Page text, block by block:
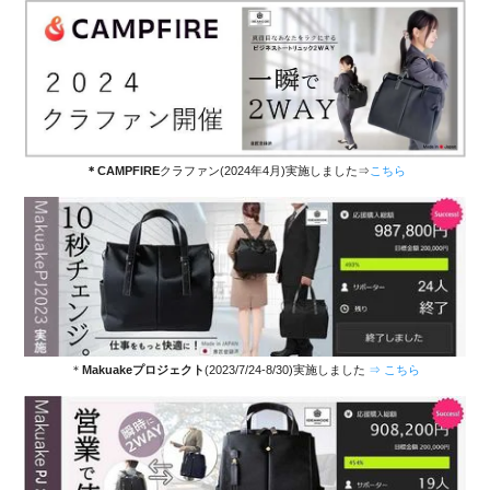
＊CAMPFIREクラファン(2024年4月)実施しました⇒ こちら
＊ Makuakeプロジェクト(2023/7/24-8/30)実施しました ⇒ こちら